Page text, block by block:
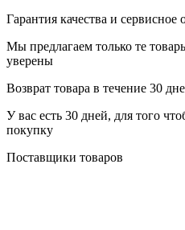
Гарантия качества и сервисное
Мы предлагаем только те
уверены
Возврат товара в течение 30
У вас есть 30 дней, для того
покупку
Поставщики товаров